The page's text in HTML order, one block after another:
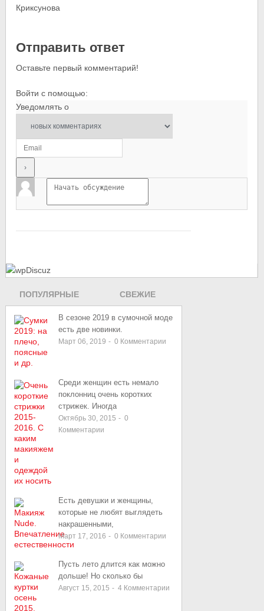
Отправить ответ
Оставьте первый комментарий!
Войти с помощью:
Уведомлять о
ПОПУЛЯРНЫЕ
ЗАПИСИ
СВЕЖИЕ
В сезоне 2019 в сумочной моде
есть две новинки.
Март 06, 2019 - 0 Комментарии
Среди женщин есть немало
поклонниц очень коротких
стрижек. Иногда
Октябрь 30, 2015 - 0
Комментарии
Есть девушки и женщины,
которые не любят выглядеть
накрашенными,
Март 17, 2016 - 0 Комментарии
Пусть лето длится как можно
дольше! Но сколько бы
Август 15, 2015 - 4Комментарии